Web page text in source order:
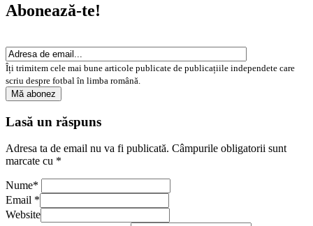
Abonează-te!
Îți trimitem cele mai bune articole publicate de publicațiile independete care
scriu despre fotbal în limba română.
Lasă un răspuns
Adresa ta de email nu va fi publicată. Câmpurile obligatorii sunt
marcate cu *
Nume*
Email *
Website